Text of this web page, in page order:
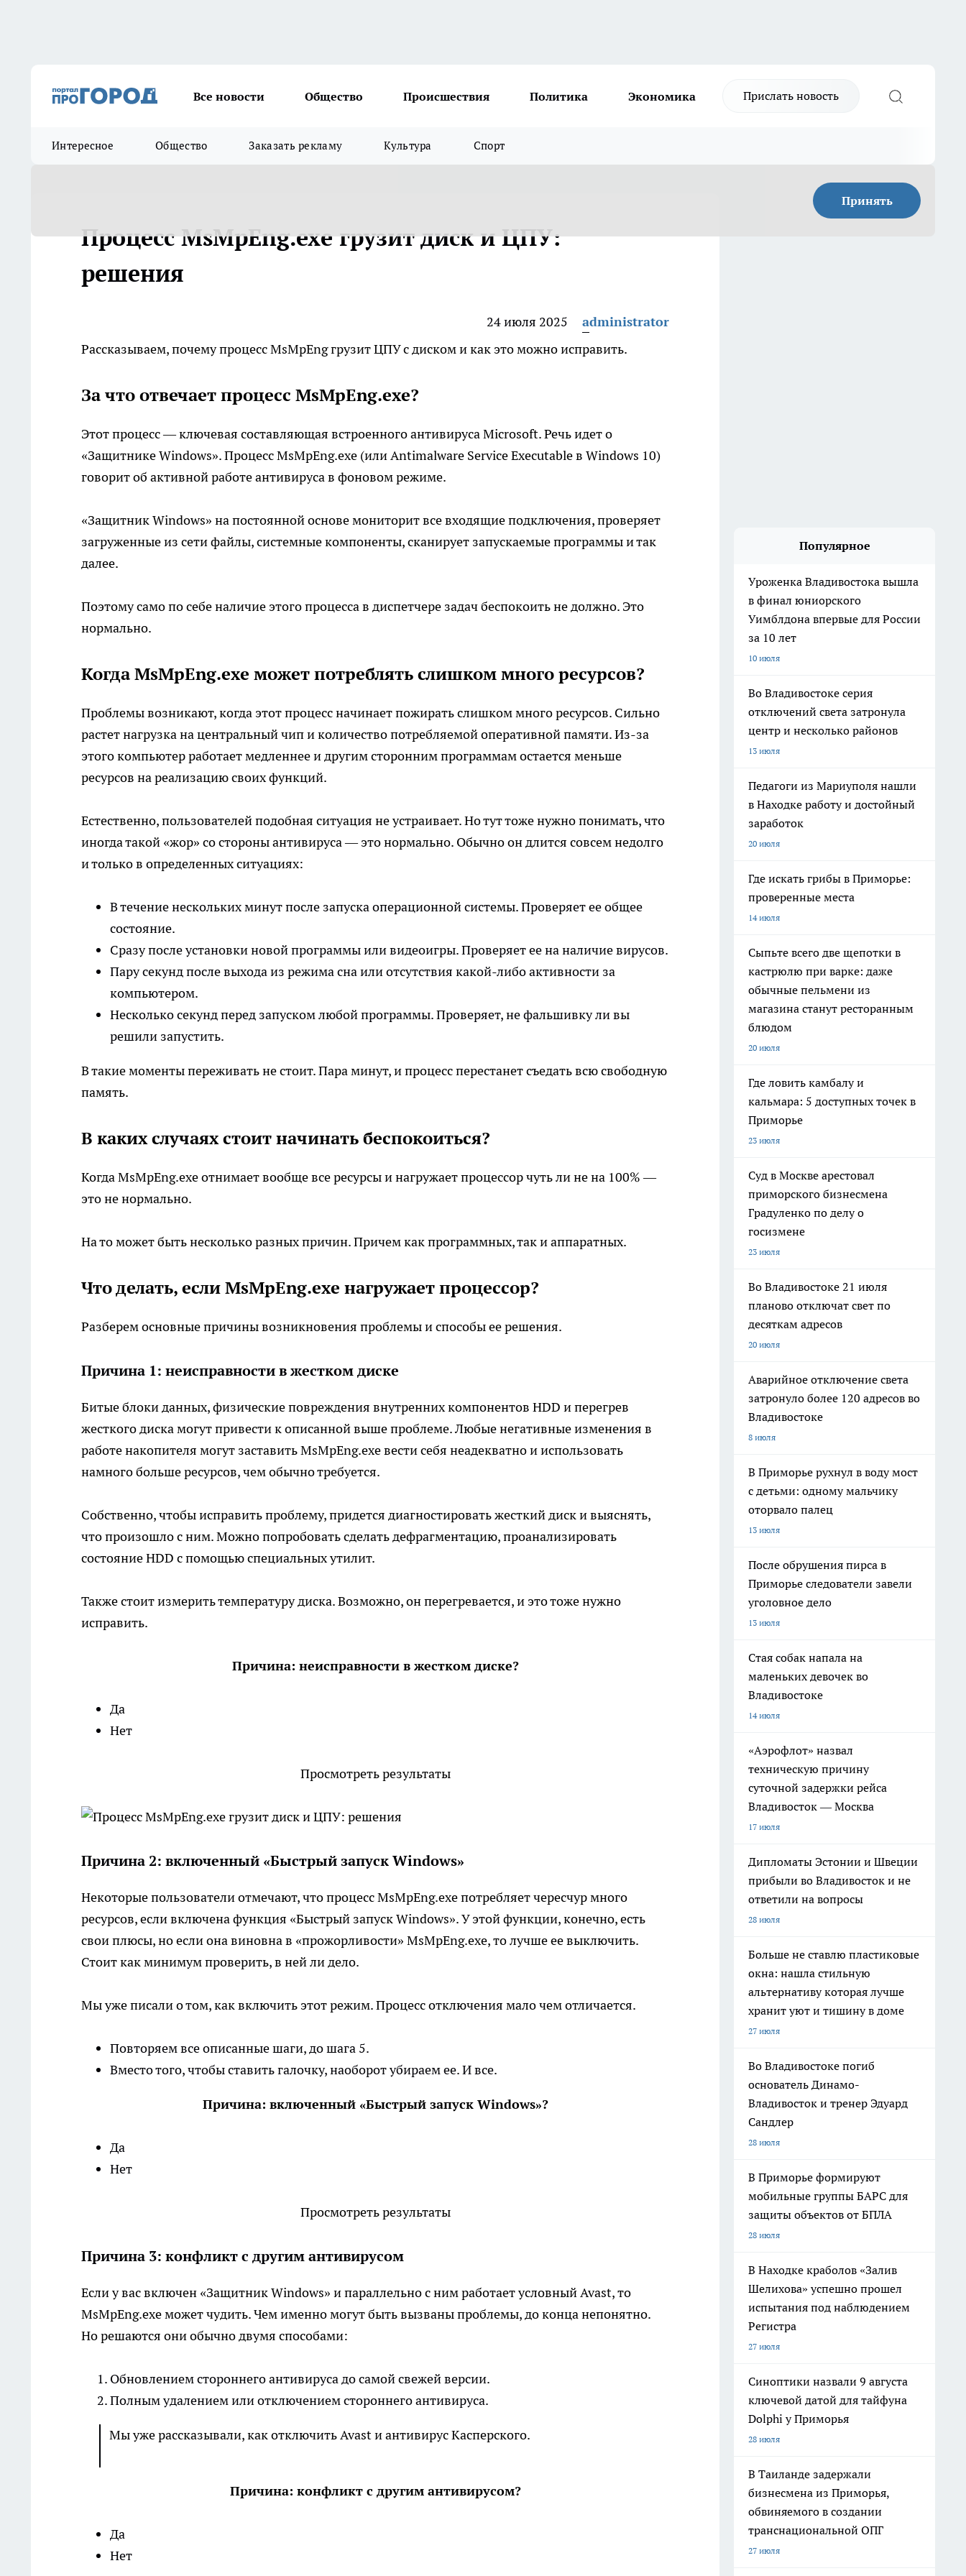
Все новости Общество Происшествия Политика Экономика Прислать новость
Интересное Общество Заказать рекламу Культура Спорт
Принять
Процесс MsMpEng.exe грузит диск и ЦПУ:
решения
24 июля 2025
administrator
Рассказываем, почему процесс MsMpEng грузит ЦПУ с диском и как это можно исправить.
За что отвечает процесс MsMpEng.exe?
Этот процесс — ключевая составляющая встроенного антивируса Microsoft. Речь идет о
«Защитнике Windows». Процесс MsMpEng.exe (или Antimalware Service Executable в Windows 10)
говорит об активной работе антивируса в фоновом режиме.
«Защитник Windows» на постоянной основе мониторит все входящие подключения, проверяет
загруженные из сети файлы, системные компоненты, сканирует запускаемые программы и так
далее.
Поэтому само по себе наличие этого процесса в диспетчере задач беспокоить не должно. Это
нормально.
Когда MsMpEng.exe может потреблять слишком много ресурсов?
Проблемы возникают, когда этот процесс начинает пожирать слишком много ресурсов. Сильно
растет нагрузка на центральный чип и количество потребляемой оперативной памяти. Из-за
этого компьютер работает медленнее и другим сторонним программам остается меньше
ресурсов на реализацию своих функций.
Естественно, пользователей подобная ситуация не устраивает. Но тут тоже нужно понимать, что
иногда такой «жор» со стороны антивируса — это нормально. Обычно он длится совсем недолго
и только в определенных ситуациях:
В течение нескольких минут после запуска операционной системы. Проверяет ее общее
состояние.
Сразу после установки новой программы или видеоигры. Проверяет ее на наличие вирусов.
Пару секунд после выхода из режима сна или отсутствия какой-либо активности за
компьютером.
Несколько секунд перед запуском любой программы. Проверяет, не фальшивку ли вы
решили запустить.
В такие моменты переживать не стоит. Пара минут, и процесс перестанет съедать всю свободную
память.
В каких случаях стоит начинать беспокоиться?
Когда MsMpEng.exe отнимает вообще все ресурсы и нагружает процессор чуть ли не на 100% —
это не нормально.
На то может быть несколько разных причин. Причем как программных, так и аппаратных.
Что делать, если MsMpEng.exe нагружает процессор?
Разберем основные причины возникновения проблемы и способы ее решения.
Причина 1: неисправности в жестком диске
Битые блоки данных, физические повреждения внутренних компонентов HDD и перегрев
жесткого диска могут привести к описанной выше проблеме. Любые негативные изменения в
работе накопителя могут заставить MsMpEng.exe вести себя неадекватно и использовать
намного больше ресурсов, чем обычно требуется.
Собственно, чтобы исправить проблему, придется диагностировать жесткий диск и выяснять,
что произошло с ним. Можно попробовать сделать дефрагментацию, проанализировать
состояние HDD с помощью специальных утилит.
Также стоит измерить температуру диска. Возможно, он перегревается, и это тоже нужно
исправить.
Причина: неисправности в жестком диске?
Да
Нет
Просмотреть результаты
Причина 2: включенный «Быстрый запуск Windows»
Некоторые пользователи отмечают, что процесс MsMpEng.exe потребляет чересчур много
ресурсов, если включена функция «Быстрый запуск Windows». У этой функции, конечно, есть
свои плюсы, но если она виновна в «прожорливости» MsMpEng.exe, то лучше ее выключить.
Стоит как минимум проверить, в ней ли дело.
Мы уже писали о том, как включить этот режим. Процесс отключения мало чем отличается.
Повторяем все описанные шаги, до шага 5.
Вместо того, чтобы ставить галочку, наоборот убираем ее. И все.
Причина: включенный «Быстрый запуск Windows»?
Да
Нет
Просмотреть результаты
Причина 3: конфликт с другим антивирусом
Если у вас включен «Защитник Windows» и параллельно с ним работает условный Avast, то
MsMpEng.exe может чудить. Чем именно могут быть вызваны проблемы, до конца непонятно.
Но решаются они обычно двумя способами:
Обновлением стороннего антивируса до самой свежей версии.
Полным удалением или отключением стороннего антивируса.
Мы уже рассказывали, как отключить Avast и антивирус Касперского.
Причина: конфликт с другим антивирусом?
Да
Нет
Популярное
Уроженка Владивостока вышла
в финал юниорского
Уимблдона впервые для России
за 10 лет
10 июля
Во Владивостоке серия
отключений света затронула
центр и несколько районов
13 июля
Педагоги из Мариуполя нашли
в Находке работу и достойный
заработок
20 июля
Где искать грибы в Приморье:
проверенные места
14 июля
Сыпьте всего две щепотки в
кастрюлю при варке: даже
обычные пельмени из
магазина станут ресторанным
блюдом
20 июля
Где ловить камбалу и
кальмара: 5 доступных точек в
Приморье
23 июля
Суд в Москве арестовал
приморского бизнесмена
Градуленко по делу о
госизмене
23 июля
Во Владивостоке 21 июля
планово отключат свет по
десяткам адресов
20 июля
Аварийное отключение света
затронуло более 120 адресов во
Владивостоке
8 июля
В Приморье рухнул в воду мост
с детьми: одному мальчику
оторвало палец
13 июля
После обрушения пирса в
Приморье следователи завели
уголовное дело
13 июля
Стая собак напала на
маленьких девочек во
Владивостоке
14 июля
«Аэрофлот» назвал
техническую причину
суточной задержки рейса
Владивосток — Москва
17 июля
Дипломаты Эстонии и Швеции
прибыли во Владивосток и не
ответили на вопросы
28 июля
Больше не ставлю пластиковые
окна: нашла стильную
альтернативу которая лучше
хранит уют и тишину в доме
27 июля
Во Владивостоке погиб
основатель Динамо-
Владивосток и тренер Эдуард
Сандлер
28 июля
В Приморье формируют
мобильные группы БАРС для
защиты объектов от БПЛА
28 июля
В Находке краболов «Залив
Шелихова» успешно прошел
испытания под наблюдением
Регистра
27 июля
Синоптики назвали 9 августа
ключевой датой для тайфуна
Dolphi у Приморья
28 июля
В Таиланде задержали
бизнесмена из Приморья,
обвиняемого в создании
транснациональной ОПГ
27 июля